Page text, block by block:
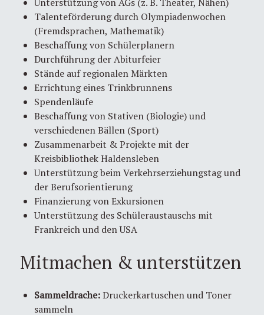
Talenteförderung durch Olympiadenwochen
(Fremdsprachen, Mathematik)
Beschaffung von Schülerplanern
Durchführung der Abiturfeier
Stände auf regionalen Märkten
Errichtung eines Trinkbrunnens
Spendenläufe
Beschaffung von Stativen (Biologie) und
verschiedenen Bällen (Sport)
Zusammenarbeit & Projekte mit der
Kreisbibliothek Haldensleben
Unterstützung beim Verkehrserziehungstag und
der Berufsorientierung
Finanzierung von Exkursionen
Unterstützung des Schüleraustauschs mit
Frankreich und den USA
Mitmachen & unterstützen
Sammeldrache:Druckerkartuschen und Toner
sammeln